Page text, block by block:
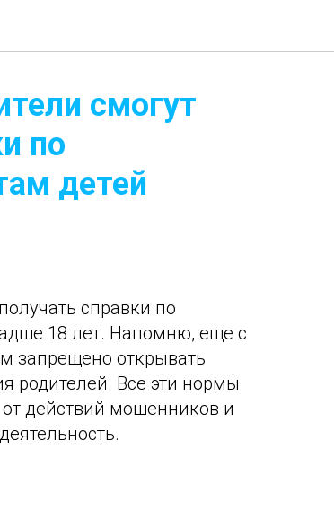
смогут
по
детей
справки по
18 лет. Напомню, еще с
запрещено открывать
родителей. Все эти нормы
действий мошенников и